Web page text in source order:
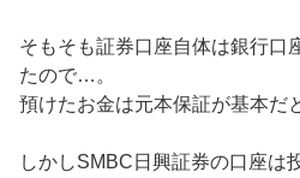
そもそも証券口座自体は銀行口
たので…。
預けたお金は元本保証が基本だ
しかしSMBC日興証券の口座は